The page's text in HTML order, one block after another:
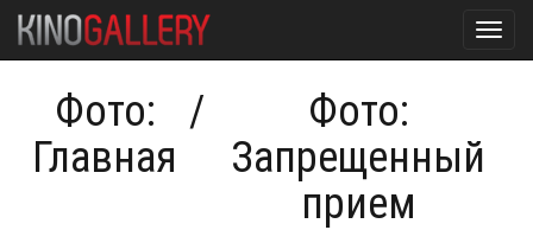
Фото:
Главная
/
Фото:
Запрещенный
прием